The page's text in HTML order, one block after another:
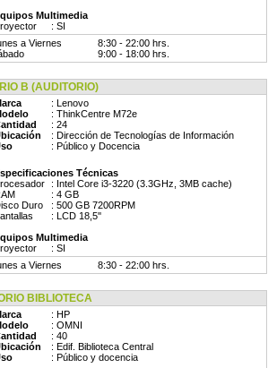
Multimedia
: SI
a Viernes
8:30 - 22:00 hrs.
9:00 - 18:00 hrs.
B (AUDITORIO)
: Lenovo
: ThinkCentre M72e
: 24
: Dirección de Tecnologías de Información
: Público y Docencia
Técnicas
: Intel Core i3-3220 (3.3GHz, 3MB cache)
: 4 GB
Duro
: 500 GB 7200RPM
: LCD 18,5''
Multimedia
: SI
a Viernes 8:30 - 22:00 hrs.
BIBLIOTECA
: HP
: OMNI
: 40
: Edif. Biblioteca Central
: Público y docencia